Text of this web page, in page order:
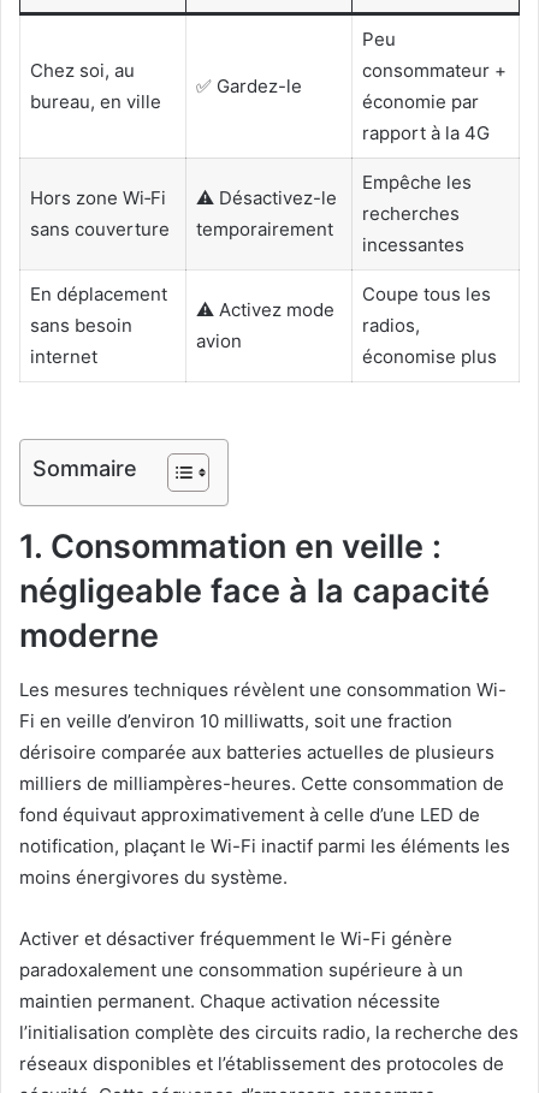
Chez soi, au
bureau, en ville
✅ Gardez-le
Peu
consommateur +
économie par
rapport à la 4G
Hors zone Wi‑Fi
sans couverture
⚠️ Désactivez-le
temporairement
Empêche les
recherches
incessantes
En déplacement
sans besoin
internet
⚠️ Activez mode
avion
Coupe tous les
radios,
économise plus
Sommaire
1. Consommation en veille :
négligeable face à la capacité
moderne
Les mesures techniques révèlent une consommation Wi-
Fi en veille d’environ 10 milliwatts, soit une fraction
dérisoire comparée aux batteries actuelles de plusieurs
milliers de milliampères-heures. Cette consommation de
fond équivaut approximativement à celle d’une LED de
notification, plaçant le Wi-Fi inactif parmi les éléments les
moins énergivores du système.
Activer et désactiver fréquemment le Wi-Fi génère
paradoxalement une consommation supérieure à un
maintien permanent. Chaque activation nécessite
l’initialisation complète des circuits radio, la recherche des
réseaux disponibles et l’établissement des protocoles de